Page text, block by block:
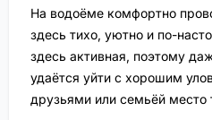
На водоёме комфортно
здесь тихо, уютно и по-
здесь активная, поэтому
удаётся уйти с хорошим
друзьями или семьёй место